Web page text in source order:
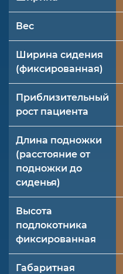
Вес
Ширина сидения
(фиксированная)
Приблизительный
рост пациента
Длина подножки
(расстояние от
подножки до
сиденья)
Высота
подлокотника
фиксированная
Габаритная